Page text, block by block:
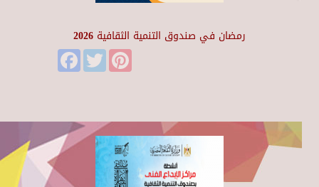
رمضان في صندوق التنمية الثقافية 2026
FacebookTwitter